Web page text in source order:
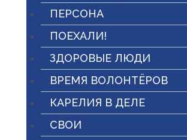
ПЕРСОНА
ПОЕХАЛИ!
ЗДОРОВЫЕ ЛЮДИ
ВРЕМЯ ВОЛОНТЁРОВ
КАРЕЛИЯ В ДЕЛЕ
СВОИ